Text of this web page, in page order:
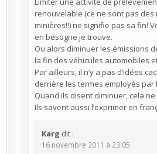
renouvelable (ce ne sont pas des
minières!!) ne signifie pas sa fin!
en besogne je trouve.
Ou alors diminuer les émissions
la fin des véhicules automobiles
Par ailleurs, il n’y a pas d’idées
derrière les termes employés par
Quand ils disent diminuer, cela
Ils savent aussi l’exprimer en
Karg dit :
16 novembre 2011 à 23:05